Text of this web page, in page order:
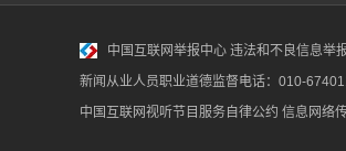
中国互联网举报中心 违法和不良信息举
新闻从业人员职业道德监督电话：010-
中国互联网视听节目服务自律公约 信息网络